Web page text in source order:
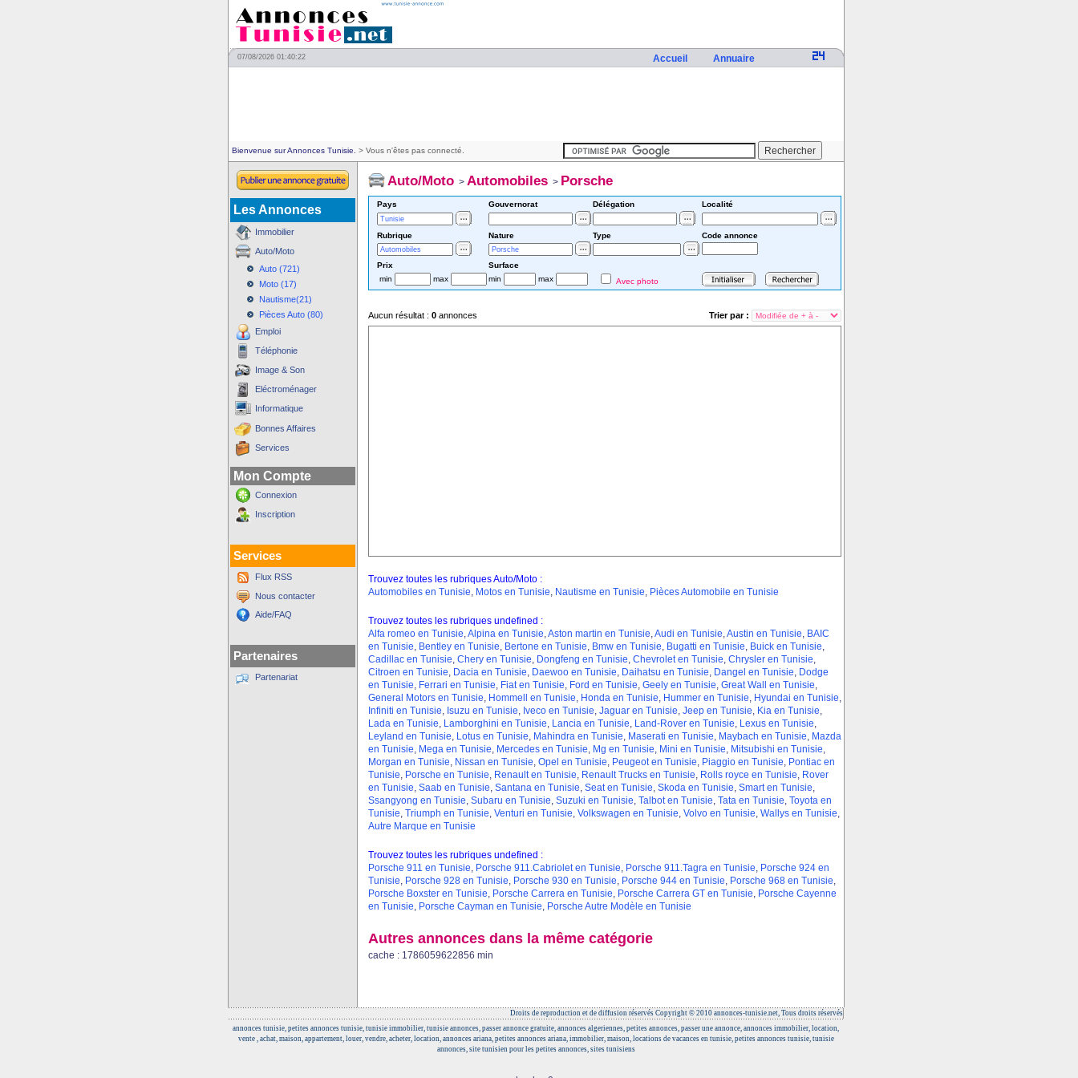
07/08/2026 01:40:22 Accueil Annuaire
Bienvenue sur Annonces Tunisie. > Vous n'êtes pas connecté.
Les Annonces
Immobilier
Auto/Moto
Auto (721)
Moto (17)
Nautisme(21)
Pièces Auto (80)
Emploi
Téléphonie
Image & Son
Eléctroménager
Informatique
Bonnes Affaires
Services
Mon Compte
Connexion
Inscription
Services
Flux RSS
Nous contacter
Aide/FAQ
Partenaires
Partenariat
Auto/Moto> Automobiles> Porsche
Pays Gouvernorat Délégation Localité
Rubrique Nature Type Code annonce
Prix
Surface
min
max min max Avec photo
Aucun résultat : 0annonces Trier par :
Trouvez toutes les rubriques Auto/Moto :
Automobiles en Tunisie, Motos en Tunisie, Nautisme en Tunisie, Pièces Automobile en Tunisie
Trouvez toutes les rubriques undefined :
Alfa romeo en Tunisie,Alpina en Tunisie,Aston martin en Tunisie,Audi en Tunisie,Austin en Tunisie, BAIC
en Tunisie, Bentley en Tunisie, Bertone en Tunisie, Bmw en Tunisie, Bugatti en Tunisie, Buick en Tunisie,
Cadillac en Tunisie, Chery en Tunisie, Dongfeng en Tunisie, Chevrolet en Tunisie, Chrysler en Tunisie,
Citroen en Tunisie, Dacia en Tunisie, Daewoo en Tunisie, Daihatsu en Tunisie, Dangel en Tunisie, Dodge
en Tunisie, Ferrari en Tunisie, Fiat en Tunisie, Ford en Tunisie, Geely en Tunisie, Great Wall en Tunisie,
General Motors en Tunisie, Hommell en Tunisie, Honda en Tunisie, Hummer en Tunisie, Hyundai en Tunisie,
Infiniti en Tunisie, Isuzu en Tunisie, Iveco en Tunisie, Jaguar en Tunisie, Jeep en Tunisie, Kia en Tunisie,
Lada en Tunisie, Lamborghini en Tunisie, Lancia en Tunisie, Land-Rover en Tunisie, Lexus en Tunisie,
Leyland en Tunisie, Lotus en Tunisie, Mahindra en Tunisie, Maserati en Tunisie, Maybach en Tunisie, Mazda
en Tunisie, Mega en Tunisie, Mercedes en Tunisie, Mg en Tunisie, Mini en Tunisie, Mitsubishi en Tunisie,
Morgan en Tunisie, Nissan en Tunisie, Opel en Tunisie, Peugeot en Tunisie, Piaggio en Tunisie, Pontiac en
Tunisie, Porsche en Tunisie, Renault en Tunisie, Renault Trucks en Tunisie, Rolls royce en Tunisie, Rover
en Tunisie, Saab en Tunisie, Santana en Tunisie, Seat en Tunisie, Skoda en Tunisie, Smart en Tunisie,
Ssangyong en Tunisie, Subaru en Tunisie, Suzuki en Tunisie, Talbot en Tunisie, Tata en Tunisie, Toyota en
Tunisie, Triumph en Tunisie, Venturi en Tunisie, Volkswagen en Tunisie, Volvo en Tunisie, Wallys en Tunisie,
Autre Marque en Tunisie
Trouvez toutes les rubriques undefined :
Porsche 911 en Tunisie, Porsche 911.Cabriolet en Tunisie, Porsche 911.Tagra en Tunisie, Porsche 924 en
Tunisie, Porsche 928 en Tunisie, Porsche 930 en Tunisie, Porsche 944 en Tunisie, Porsche 968 en Tunisie,
Porsche Boxster en Tunisie, Porsche Carrera en Tunisie, Porsche Carrera GT en Tunisie, Porsche Cayenne
en Tunisie, Porsche Cayman en Tunisie, Porsche Autre Modèle en Tunisie
Autres annonces dans la même catégorie
cache : 1786059622856 min
Droits de reproduction et de diffusion réservés Copyright © 2010 annonces-tunisie.net, Tous droits réservés
annonces tunisie, petites annonces tunisie, tunisie immobilier, tunisie annonces, passer annonce gratuite, annonces algeriennes, petites annonces, passer une annonce, annonces immobilier, location,
vente , achat, maison, appartement, louer, vendre, acheter, location, annonces ariana, petites annonces ariana, immobilier, maison, locations de vacances en tunisie, petites annonces tunisie, tunisie
annonces, site tunisien pour les petites annonces, sites tunisiens